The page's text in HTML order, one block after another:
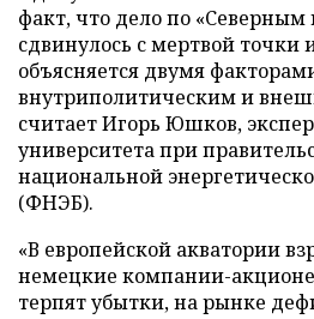
факт, что дело по «Северным
сдвинулось с мертвой точки
объясняется двумя
внутриполитическим и
считает Игорь Юшков,
университета при
национальной
(ФНЭБ).
«В европейской акватории
немецкие компании-
терпят убытки, на рынке